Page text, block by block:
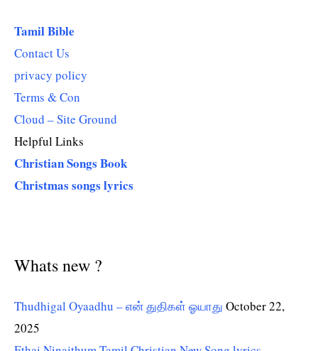
Tamil Bible
Contact Us
privacy policy
Terms & Con
Cloud – Site Ground
Helpful Links
Christian Songs Book
Christmas songs lyrics
Whats new ?
Thudhigal Oyaadhu – என் துதிகள் ஓயாது October 22,
2025